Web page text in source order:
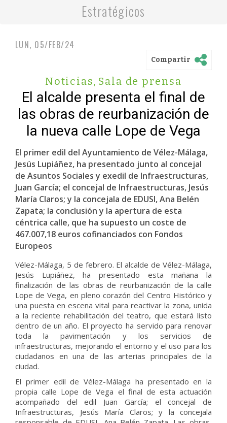
Estratégicos
LUN, 05/FEB/24
Compartir
Noticias, Sala de prensa
El alcalde presenta el final de
las obras de reurbanización de
la nueva calle Lope de Vega
El primer edil del Ayuntamiento de Vélez-Málaga,
Jesús Lupiáñez, ha presentado junto al concejal
de Asuntos Sociales y exedil de Infraestructuras,
Juan García; el concejal de Infraestructuras, Jesús
María Claros; y la concejala de EDUSI, Ana Belén
Zapata; la conclusión y la apertura de esta
céntrica calle, que ha supuesto un coste de
467.007,18 euros cofinanciados con Fondos
Europeos
Vélez-Málaga, 5 de febrero. El alcalde de Vélez-Málaga,
Jesús Lupiáñez, ha presentado esta mañana la
finalización de las obras de reurbanización de la calle
Lope de Vega, en pleno corazón del Centro Histórico y
una puesta en escena vital para reactivar la zona, unida
a la reciente rehabilitación del teatro, que estará listo
dentro de un año. El proyecto ha servido para renovar
toda la pavimentación y los servicios de
infraestructuras, mejorando el entorno y el uso para los
ciudadanos en una de las arterias principales de la
ciudad.
El primer edil de Vélez-Málaga ha presentado en la
propia calle Lope de Vega el final de esta actuación
acompañado del edil Juan García; el concejal de
Infraestructuras, Jesús María Claros; y la concejala